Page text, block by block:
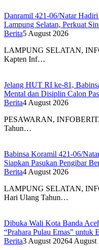
Danramil 421-06/Natar
Lampung Selatan, Perkuat
Berita5 August 2026
LAMPUNG SELATAN,
Kapten Inf…
Jelang HUT RI ke-81,
Mental dan Disiplin Calon
Berita4 August 2026
PESAWARAN,
Tahun…
Babinsa Koramil 421-06/
Siapkan Pasukan Pengibar
Berita4 August 2026
LAMPUNG SELATAN,
Hari Ulang Tahun…
Dibuka Wali Kota Banda
“Prahara Pulau Emas” untuk
Berita3 August 20264 August